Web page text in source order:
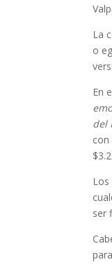
La
o
En
del
Los
ser